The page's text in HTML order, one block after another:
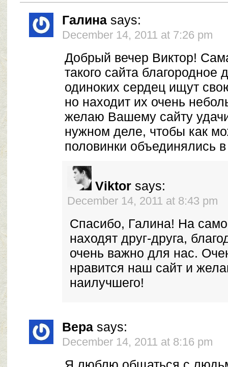
Галина says:
December 14, 2011 at 7:26 pm
Добрый вечер Виктор!
такого сайта
одиноких сердец ищут
но находит их очень
желаю Вашему сайту
нужном деле, чтобы как
половинки объединялись
Viktor says:
December 14, 2011 at 8:43 pm
Спасибо, Галина! На
находят друг-друга,
очень важно для нас.
нравится наш сайт и
наилучшего!
Вера says:
December 14, 2011 at 8:16 pm